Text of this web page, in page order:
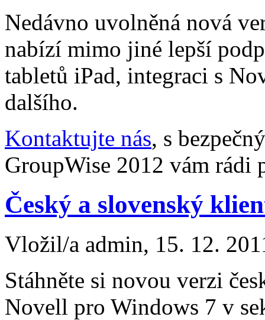
Nedávno uvolněná nová
nabízí mimo jiné lepší
tabletů iPad, integraci s
dalšího.
Kontaktujte nás, s
GroupWise 2012 vám rádi
Český a slovenský
Vložil/a admin, 15. 12.
Stáhněte si novou verzi
Novell pro Windows 7 v